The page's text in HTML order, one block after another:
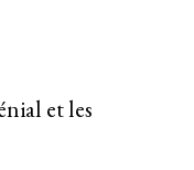
et les